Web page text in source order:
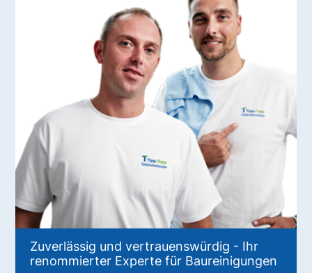
Zuverlässig und vertrauenswürdig - Ihr
renommierter Experte für Baureinigungen